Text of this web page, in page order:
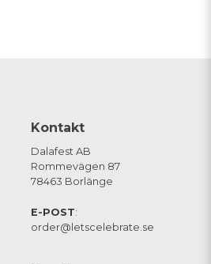
Kontakt
Dalafest AB
Rommevägen 87
78463 Borlänge
E-POST:
order@letscelebrate.se